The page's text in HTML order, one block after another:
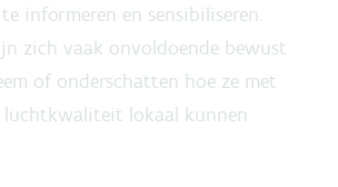
informeren en sensibiliseren.
zich vaak onvoldoende bewust
of onderschatten hoe ze met
luchtkwaliteit lokaal kunnen